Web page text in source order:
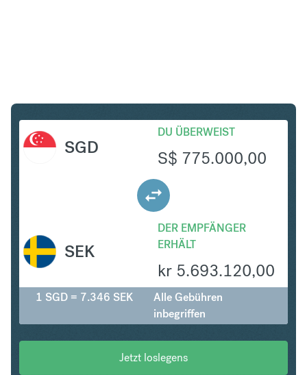
SGD
DU ÜBERWEIST
S$ 775.000,00
DER EMPFÄNGER
ERHÄLT
kr 5.693.120,00
SEK
1 SGD = 7.346 SEK
Alle Gebühren
inbegriffen
Jetzt loslegens